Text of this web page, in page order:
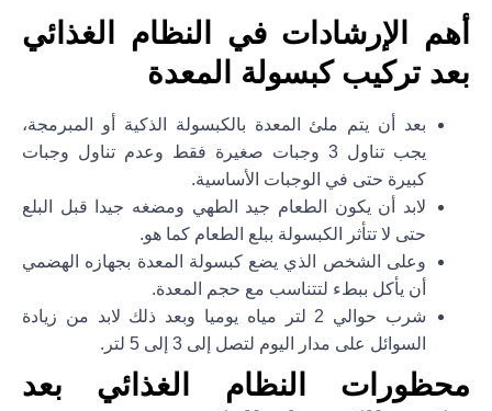
أهم الإرشادات في النظام الغذائي
بعد تركيب كبسولة المعدة
بعد أن يتم ملئ المعدة بالكبسولة الذكية أو المبرمجة،
يجب تناول 3 وجبات صغيرة فقط وعدم تناول وجبات
كبيرة حتى في الوجبات الأساسية.
لابد أن يكون الطعام جيد الطهي ومضغه جيدا قبل البلع
حتى لا تتأثر الكبسولة ببلع الطعام كما هو.
وعلى الشخص الذي يضع كبسولة المعدة بجهازه الهضمي
أن يأكل ببطء لتتناسب مع حجم المعدة.
شرب حوالي 2 لتر مياه يوميا وبعد ذلك لابد من زيادة
السوائل على مدار اليوم لتصل إلى 3 إلى 5 لتر.
محظورات النظام الغذائي بعد